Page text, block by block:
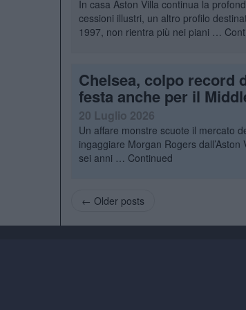
In casa Aston Villa continua la
cessioni illustri, un altro profilo
1997, non rientra più nei piani …
Chelsea, colpo record
festa anche per il
20 Luglio 2026
Un affare monstre scuote il mercato
ingaggiare Morgan Rogers
sei anni … Continued
← Older posts